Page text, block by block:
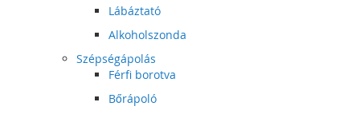
Lábáztató
Alkoholszonda
Szépségápolás
Férfi borotva
Bőrápoló